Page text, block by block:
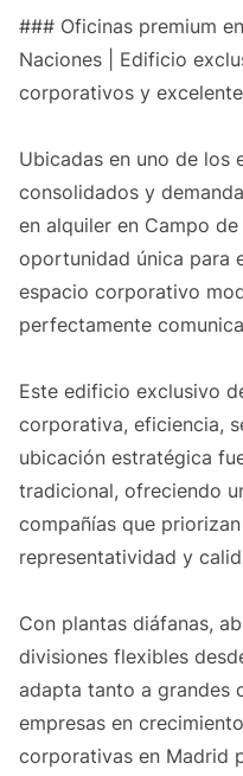
### Oficinas premium
Naciones | Edificio
corporativos y
Ubicadas en uno de los
consolidados y
en alquiler en Campo
oportunidad única para
espacio corporativo
perfectamente
Este edificio exclusivo
corporativa, eficiencia,
ubicación estratégica
tradicional, ofreciendo
compañías que
representatividad y
Con plantas diáfanas,
divisiones flexibles
adapta tanto a grandes
empresas en
corporativas en Madrid